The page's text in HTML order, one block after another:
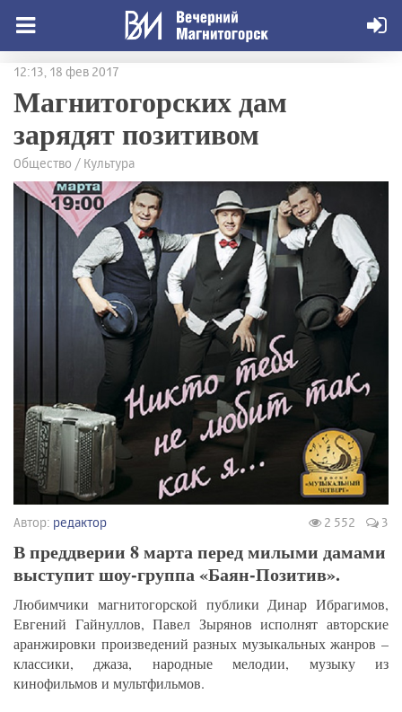
12:13, 18 фев 2017
Магнитогорских дам
зарядят позитивом
Общество / Культура
Автор: редактор 2 552 3
В преддверии 8 марта перед милыми дамами
выступит шоу-группа «Баян-Позитив».
Любимчики магнитогорской публики Динар Ибрагимов,
Евгений Гайнуллов, Павел Зырянов исполнят авторские
аранжировки произведений разных музыкальных жанров –
классики, джаза, народные мелодии, музыку из
кинофильмов и мультфильмов.